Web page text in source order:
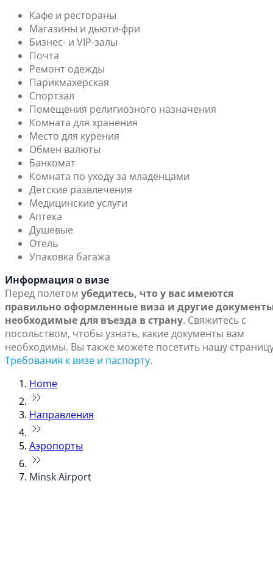
Кафе и рестораны
Магазины и дьюти-фри
Бизнес- и VIP-залы
Почта
Ремонт одежды
Парикмахерская
Спортзал
Помещения религиозного назначения
Комната для хранения
Место для курения
Обмен валюты
Банкомат
Комната по уходу за младенцами
Детские развлечения
Медицинские услуги
Аптека
Душевые
Отель
Упаковка багажа
Информация о визе
Перед полетом убедитесь, что у вас имеются
правильно оформленные виза и другие
необходимые для въезда в страну. Свяжитесь с
посольством, чтобы узнать, какие документы вам
необходимы. Вы также можете посетить нашу
Требования к визе и паспорту.
Home
Направления
Аэропорты
Minsk Airport